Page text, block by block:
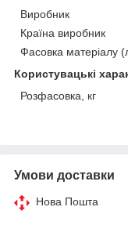
Виробник
Країна виробник
Фасовка матеріалу
Користувацькі
Розфасовка, кг
Умови доставки
Нова Пошта